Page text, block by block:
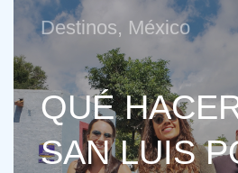
Destinos, México
QUÉ
SAN LUIS